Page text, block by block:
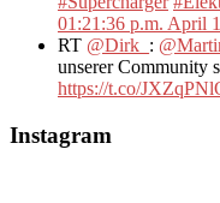
01:21:36 p.m. April
RT @Dirk_ :
unserer Community
https://t.co/
Instagram